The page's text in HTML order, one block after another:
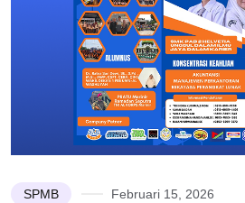
SPMB Februari 15, 2026